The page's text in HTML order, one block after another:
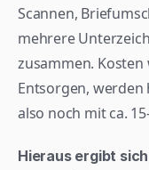
Scannen,
mehrere
zusammen.
Entsorgen,
also noch mit ca.
Hieraus ergibt